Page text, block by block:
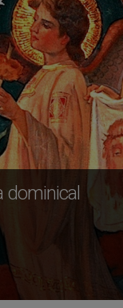
dominical